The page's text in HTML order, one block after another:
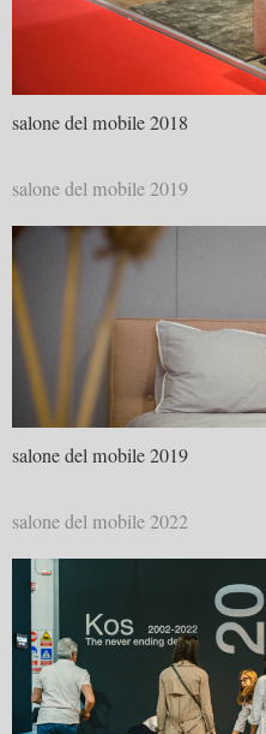
salone del mobile 2018
salone del mobile 2019
salone del mobile 2019
salone del mobile 2022